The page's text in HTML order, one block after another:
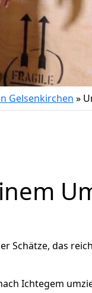
Gelsenkirchen »
Schätze, das
Ichtegem